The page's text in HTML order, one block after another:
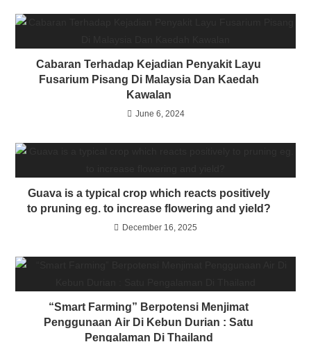
Cabaran Terhadap Kejadian Penyakit Layu
Fusarium Pisang Di Malaysia Dan Kaedah
Kawalan
June 6, 2024
Guava is a typical crop which reacts positively
to pruning eg. to increase flowering and yield?
December 16, 2025
“Smart Farming” Berpotensi Menjimat
Penggunaan Air Di Kebun Durian : Satu
Pengalaman Di Thailand